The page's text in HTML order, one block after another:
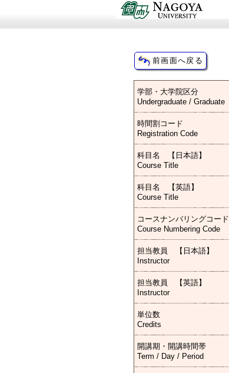
学部・大学院区分
Undergraduate / Graduate
時間割コード
Registration Code
科目名 【日本語】
Course Title
科目名 【英語】
Course Title
コースナンバリングコード
Course Numbering Code
担当教員 【日本語】
Instructor
担当教員 【英語】
Instructor
単位数
Credits
開講期・開講時間帯
Term / Day / Period